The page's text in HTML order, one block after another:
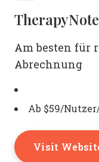
Am besten für
Abrechnung
Ab $59/
Visit